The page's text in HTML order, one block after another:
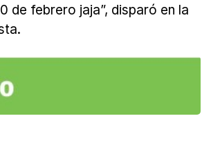
de febrero jaja”, disparó en la